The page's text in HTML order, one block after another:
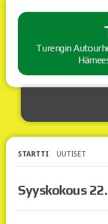
Turengin
STARTTI UUTISET
Syyskokous